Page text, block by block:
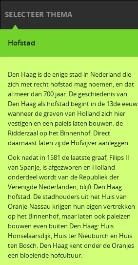
SELECTEER THEMA
Hofstad
Den Haag is de enige stad in Nederland die
zich met recht hofstad mag noemen, en dat
al meer dan 700 jaar. De geschiedenis van
Den Haag als hofstad begint in de 13de eeuw
wanneer de graven van Holland zich hier
vestigen en een paleis laten bouwen: de
Ridderzaal op het Binnenhof. Direct
daarnaast laten zij de Hofvijver aanleggen.
Ook nadat in 1581 de laatste graaf, Filips II
van Spanje, is afgezworen en Holland
onderdeel wordt van de Republiek der
Verenigde Nederlanden, blijft Den Haag
hofstad. De stadhouders uit het Huis van
Oranje-Nassau krijgen hun eigen vertrekken
op het Binnenhof, maar laten ook paleizen
bouwen even buiten Den Haag: Huis
Honselaarsdijk, Huis ter Nieuburch en Huis
ten Bosch. Den Haag kent onder de Oranjes
een bloeiende hofcultuur.